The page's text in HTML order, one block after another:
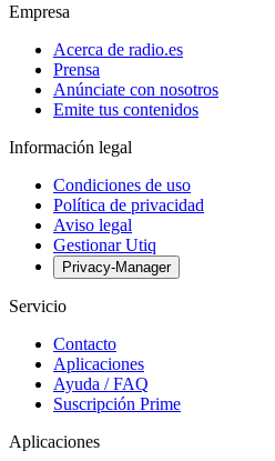
Empresa
Acerca de radio.es
Prensa
Anúnciate con nosotros
Emite tus contenidos
Información legal
Condiciones de uso
Política de privacidad
Aviso legal
Gestionar Utiq
Privacy-Manager
Servicio
Contacto
Aplicaciones
Ayuda / FAQ
Suscripción Prime
Aplicaciones